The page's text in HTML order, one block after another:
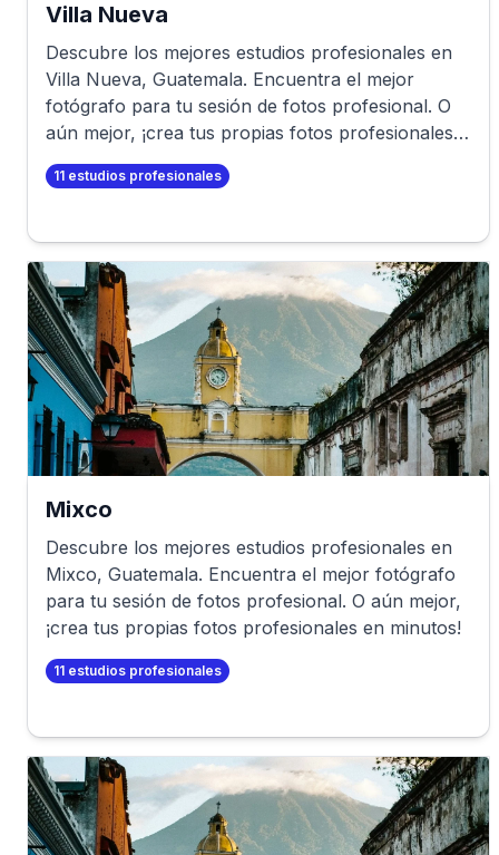
Villa Nueva
Descubre los mejores estudios profesionales en
Villa Nueva, Guatemala. Encuentra el mejor
fotógrafo para tu sesión de fotos profesional. O
aún mejor, ¡crea tus propias fotos profesionales
en minutos!
11 estudios profesionales
Mixco
Descubre los mejores estudios profesionales en
Mixco, Guatemala. Encuentra el mejor fotógrafo
para tu sesión de fotos profesional. O aún mejor,
¡crea tus propias fotos profesionales en minutos!
11 estudios profesionales